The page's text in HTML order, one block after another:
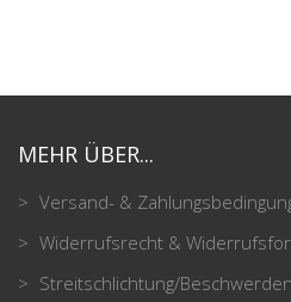
MEHR ÜBER...
Versand- &
Widerrufsrecht &
Streitschlichtung/Beschwerden